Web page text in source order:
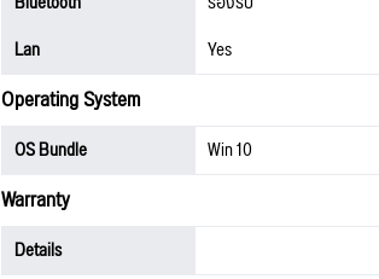
Lan
Yes
Operating System
OS Bundle Win 10
Warranty
Details